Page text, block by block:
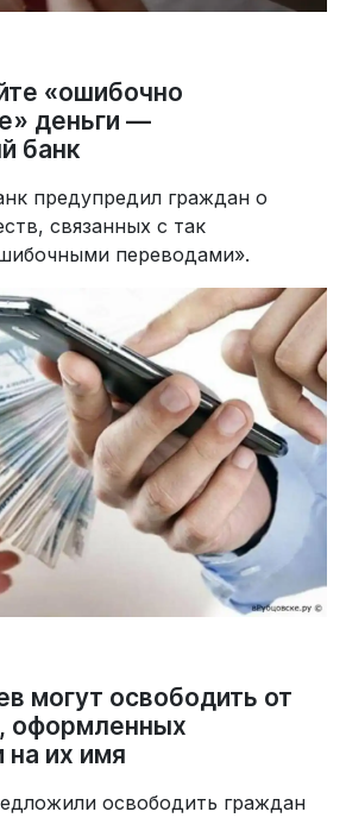
«ошибочно
деньги —
банк
предупредил граждан о
связанных с так
переводами».
могут освободить от
оформленных
их имя
освободить граждан